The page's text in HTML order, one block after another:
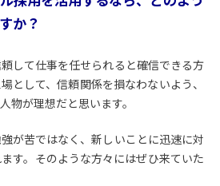
か？
して仕事を任せられると確信できる方
として、信頼関係を損なわないよう、
物が理想だと思います。
が苦ではなく、新しいことに迅速に対
す。そのような方々にはぜひ来ていた